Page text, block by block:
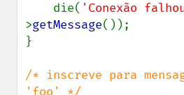
    die(
'Conexão
>getMessage());
}
/* inscreve para